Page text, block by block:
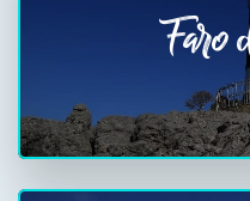
Faro